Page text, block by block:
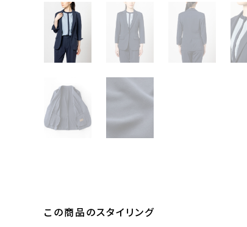
この商品のスタイリング